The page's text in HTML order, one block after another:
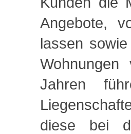
Angebote,
lassen
Jahren
diese bei